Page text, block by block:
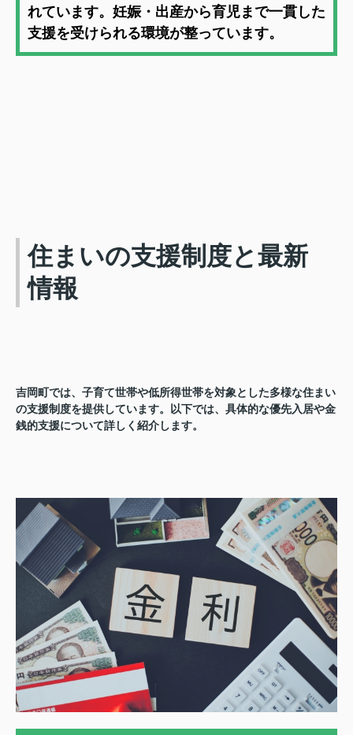
れています。妊娠・出産から育児まで一貫した
支援を受けられる環境が整っています。
住まいの支援制度と最新
情報
吉岡町では、子育て世帯や低所得世帯を対象とした多様な住まい
の支援制度を提供しています。以下では、具体的な優先入居や金
銭的支援について詳しく紹介します。